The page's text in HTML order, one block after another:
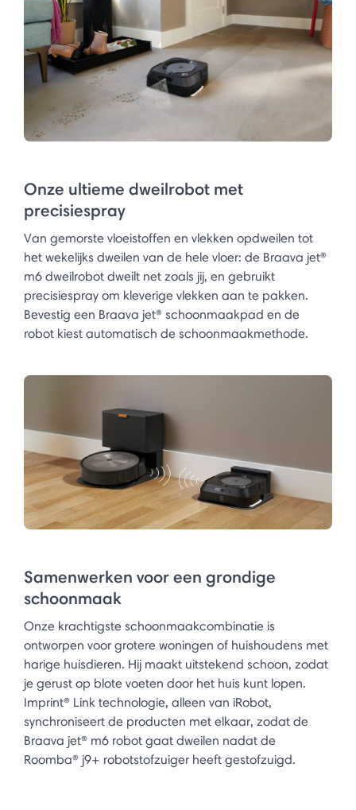
Onze ultieme dweilrobot met
precisiespray
Van gemorste vloeistoffen en vlekken opdweilen tot
het wekelijks dweilen van de hele vloer: de Braava jet®
m6 dweilrobot dweilt net zoals jij, en gebruikt
precisiespray om kleverige vlekken aan te pakken.
Bevestig een Braava jet® schoonmaakpad en de
robot kiest automatisch de schoonmaakmethode.
Samenwerken voor een grondige
schoonmaak
Onze krachtigste schoonmaakcombinatie is
ontworpen voor grotere woningen of huishoudens met
harige huisdieren. Hij maakt uitstekend schoon, zodat
je gerust op blote voeten door het huis kunt lopen.
Imprint® Link technologie, alleen van iRobot,
synchroniseert de producten met elkaar, zodat de
Braava jet® m6 robot gaat dweilen nadat de
Roomba® j9+ robotstofzuiger heeft gestofzuigd.